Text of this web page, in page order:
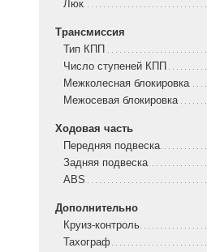
Люк
Трансмиссия
Тип КПП
Число ступеней КПП
Межколесная блокировка
Межосевая блокировка
Ходовая часть
Передняя подвеска
Задняя подвеска
ABS
Дополнительно
Круиз-контроль
Тахограф